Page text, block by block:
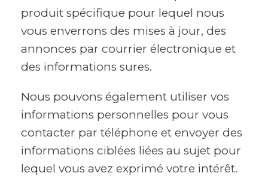
produit spécifique pour lequel nous
vous enverrons des mises à jour, des
annonces par courrier électronique et
des informations sures.
Nous pouvons également utiliser vos
informations personnelles pour vous
contacter par téléphone et envoyer des
informations ciblées liées au sujet pour
lequel vous avez exprimé votre intérêt.